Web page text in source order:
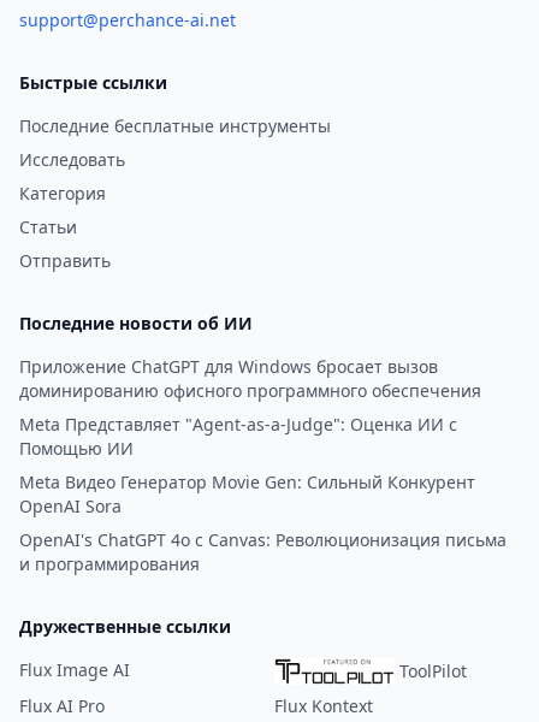
support@perchance-ai.net
Быстрые ссылки
Последние бесплатные инструменты
Исследовать
Категория
Статьи
Отправить
Последние новости об ИИ
Приложение ChatGPT для Windows бросает вызов
доминированию офисного программного обеспечения
Meta Представляет "Agent-as-a-Judge": Оценка ИИ с
Помощью ИИ
Meta Видео Генератор Movie Gen: Сильный Конкурент
OpenAI Sora
OpenAI's ChatGPT 4o с Canvas: Революционизация письма
и программирования
Дружественные ссылки
Flux Image AI
ToolPilot
Flux AI Pro
Flux Kontext